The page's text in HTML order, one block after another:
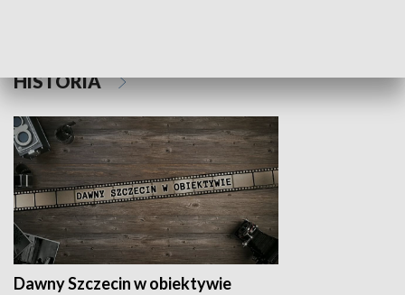
HISTORIA
Dawny Szczecin w obiektywie